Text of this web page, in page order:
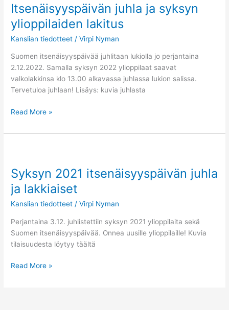
Itsenäisyyspäivän juhla ja syksyn
ylioppilaiden lakitus
Kanslian tiedotteet /Virpi Nyman
Suomen itsenäisyyspäivää juhlitaan lukiolla jo perjantaina
2.12.2022. Samalla syksyn 2022 ylioppilaat saavat
valkolakkinsa klo 13.00 alkavassa juhlassa lukion salissa.
Tervetuloa juhlaan! Lisäys: kuvia juhlasta
ja
syksyn
ylioppilaiden
lakitus
Read More »
Syksyn 2021 itsenäisyyspäivän juhla
ja lakkiaiset
Kanslian tiedotteet /Virpi Nyman
Perjantaina 3.12. juhlistettiin syksyn 2021 ylioppilaita sekä
Suomen itsenäisyyspäivää. Onnea uusille ylioppilaille! Kuvia
tilaisuudesta löytyy täältä
itsenäisyyspäivän
juhla
ja
lakkiaiset
Read More »